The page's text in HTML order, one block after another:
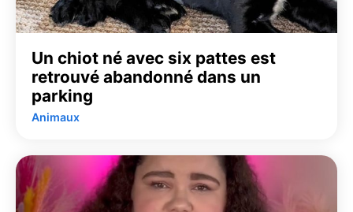
Un chiot né avec six pattes est
retrouvé abandonné dans un
parking
Animaux